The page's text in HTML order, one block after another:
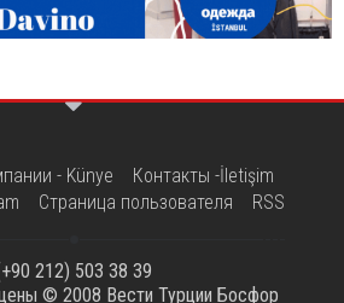
- Künye
Контакты -İletişim
Страница пользователя RSS
212) 503 38 39
© 2008 Вести Турции Босфор